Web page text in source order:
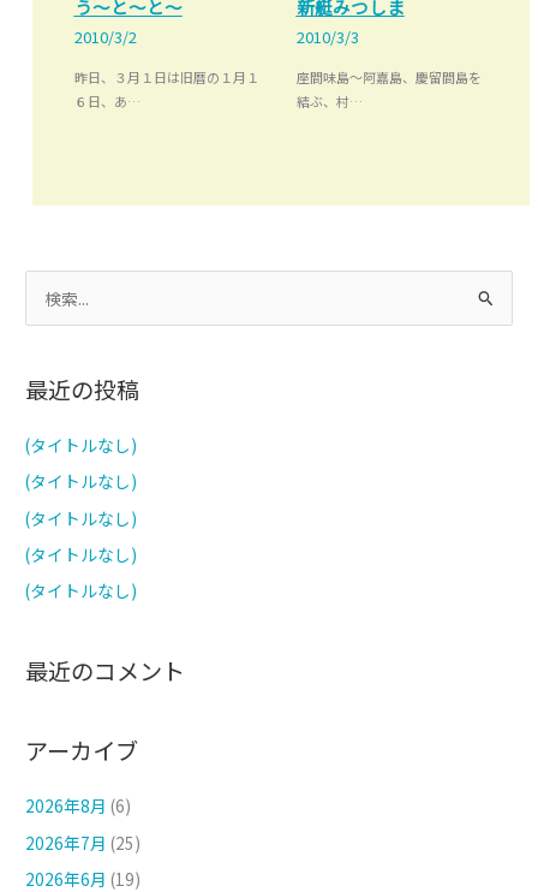
う～と～と～
2010/3/2
昨日、３月１日は旧暦の１月１
６日、あ…
新艇みつしま
2010/3/3
座間味島～阿嘉島、慶留間島を
結ぶ、村…
索
象
最近の投稿
(タイトルなし)
(タイトルなし)
(タイトルなし)
(タイトルなし)
(タイトルなし)
最近のコメント
アーカイブ
2026年8月 (6)
2026年7月 (25)
2026年6月 (19)